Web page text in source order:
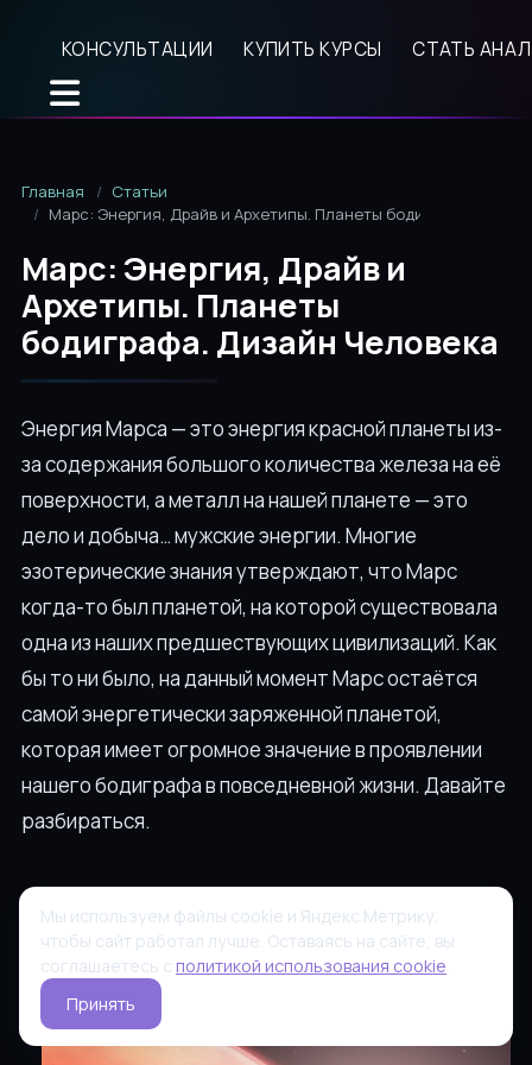
КОНСУЛЬТАЦИИ КУПИТЬ КУРСЫ СТАТЬ
Главная
Статьи
Марс: Энергия, Драйв и Архетипы. Планеты бодиграфа.
Марс: Энергия, Драйв и
Архетипы. Планеты
бодиграфа. Дизайн Человека
Энергия Марса — это энергия красной планеты из-
за содержания большого количества железа на её
поверхности, а металл на нашей планете — это
дело и добыча… мужские энергии. Многие
эзотерические знания утверждают, что Марс
когда-то был планетой, на которой существовала
одна из наших предшествующих цивилизаций. Как
бы то ни было, на данный момент Марс остаётся
самой энергетически заряженной планетой,
которая имеет огромное значение в проявлении
нашего бодиграфа в повседневной жизни. Давайте
разбираться.
Мы используем файлы cookie и Яндекс.Метрику,
чтобы сайт работал лучше. Оставаясь на сайте, вы
соглашаетесь с политикой использования cookie.
Принять